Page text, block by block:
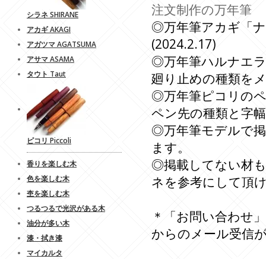
注文制作の万年筆
◎万年筆アカギ「
(2024.2.17)
◎万年筆ハルナエ
廻り止めの種類を
◎万年筆ピコリの
ペン先の種類と字
◎万年筆モデルで
ます。
◎掲載してない材
ネを参考にして頂
＊「お問い合わせ
からのメール受信
シラネ SHIRANE
アカギ AKAGI
アガツマ AGATSUMA
アサマ ASAMA
タウト Taut
ピコリ Piccoli
香りを楽しむ木
色を楽しむ木
杢を楽しむ木
つるつるで光沢がある木
油分が多い木
漆・拭き漆
マイカルタ